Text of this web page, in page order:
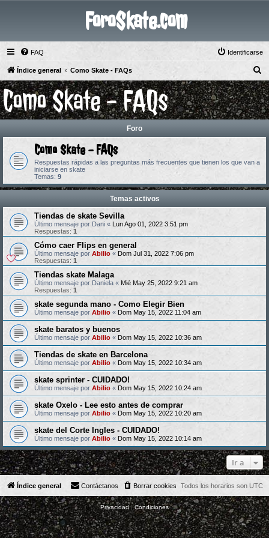
ForoSkate.com
FAQ Identificarse
Índice general Como Skate - FAQs
u
s
c
Como Skate - FAQs
Foro
Como Skate - FAQs
Respuestas rápidas a las preguntas más frecuentes que tienen los que van a
iniciarse en skate
Temas: 9
Temas activos
Tiendas de skate Sevilla
Último mensaje por Dani « Lun Ago 01, 2022 3:51 pm
Respuestas: 1
Cómo caer Flips en general
Último mensaje por Abilio « Dom Jul 31, 2022 7:06 pm
Respuestas: 1
Tiendas skate Malaga
Último mensaje por Daniela « Mié May 25, 2022 9:21 am
Respuestas: 1
skate segunda mano - Como Elegir Bien
Último mensaje por Abilio « Dom May 15, 2022 11:04 am
skate baratos y buenos
Último mensaje por Abilio « Dom May 15, 2022 10:36 am
Tiendas de skate en Barcelona
Último mensaje por Abilio « Dom May 15, 2022 10:34 am
skate sprinter - CUIDADO!
Último mensaje por Abilio « Dom May 15, 2022 10:24 am
skate Oxelo - Lee esto antes de comprar
Último mensaje por Abilio « Dom May 15, 2022 10:20 am
skate del Corte Ingles - CUIDADO!
Último mensaje por Abilio « Dom May 15, 2022 10:14 am
Ir a
Índice general Todos los horarios son UTC
Borrar cookies
Contáctanos
Privacidad|Condiciones